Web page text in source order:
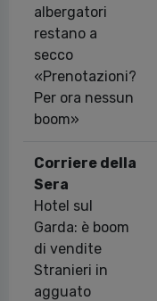
albergatori
restano a
secco
«Prenotazioni?
Per ora nessun
boom»
Corriere della
Sera
Hotel sul
Garda: è boom
di vendite
Stranieri in
agguato